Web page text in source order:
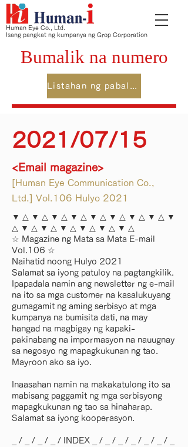
Human Eye Co., Ltd.
Isang pangkat ng kumpanya ng Grop Corporation
Bumalik na numero
Listahan ng pabalik na numero
2021/07/15
<Email magazine>
[Human Eye Communication Co.,
Ltd.] Vol.106 Hulyo 2021
▼ △ ▼ △ ▼ △ ▼ △ ▼ △ ▼ △ ▼ △ ▼ △ ▼
△ ▼ △ ▼ △ ▼ △ ▼ △ ▼ △ ▼ △
☆ Magazine ng Mata sa Mata E-mail
Vol.106 ☆
Naihatid noong Hulyo 2021
Salamat sa iyong patuloy na pagtangkilik.
Ipapadala namin ang newsletter ng e-mail
na ito sa mga customer na kasalukuyang
gumagamit ng aming serbisyo at mga
kumpanya na bumisita dati, na may
hangad na magbigay ng kapaki-
pakinabang na impormasyon na nauugnay
sa negosyo ng mapagkukunan ng tao.
Mayroon ako sa iyo.
Inaasahan namin na makakatulong ito sa
mabisang paggamit ng mga serbisyong
mapagkukunan ng tao sa hinaharap.
Salamat sa iyong kooperasyon.
_ / _ / _ / _ / INDEX _ / _ / _ / _ / _ / _ / _